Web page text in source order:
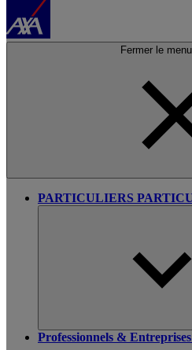
Fermer le
PARTICULIERS
Professionnels & Entreprises